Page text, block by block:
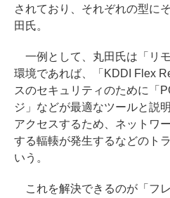
されており、それぞれの型に
田氏。
一例として、丸田氏は「リ
環境であれば、「KDDI Flex
スのセキュリティのために「
ジ」などが最適なツールと説
アクセスするため、ネットワ
する輻輳が発生するなどのト
いう。
これを解決できるのが「フ